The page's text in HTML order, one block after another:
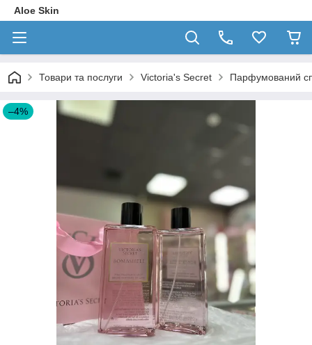
Aloe Skin
Товари та послуги Victoria's Secret Парфумований
–4%